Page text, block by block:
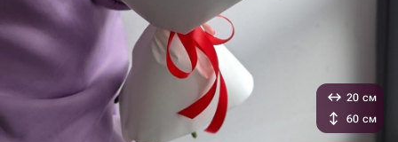
20 см
60 см